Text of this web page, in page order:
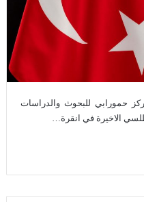
حمورابي للبحوث والدراسات
الاخيرة في انقرة…